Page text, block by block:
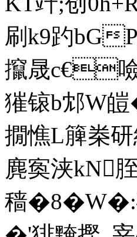
刷k9趵
攛晟c€噞
獕锿b邥W
撊憔L簲桊研
麂寏浃kN
穑�8